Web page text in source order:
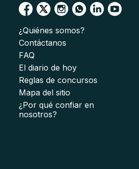
¿Quiénes somos?
Contáctanos
FAQ
El diario de hoy
Reglas de concursos
Mapa del sitio
¿Por qué confiar en
nosotros?